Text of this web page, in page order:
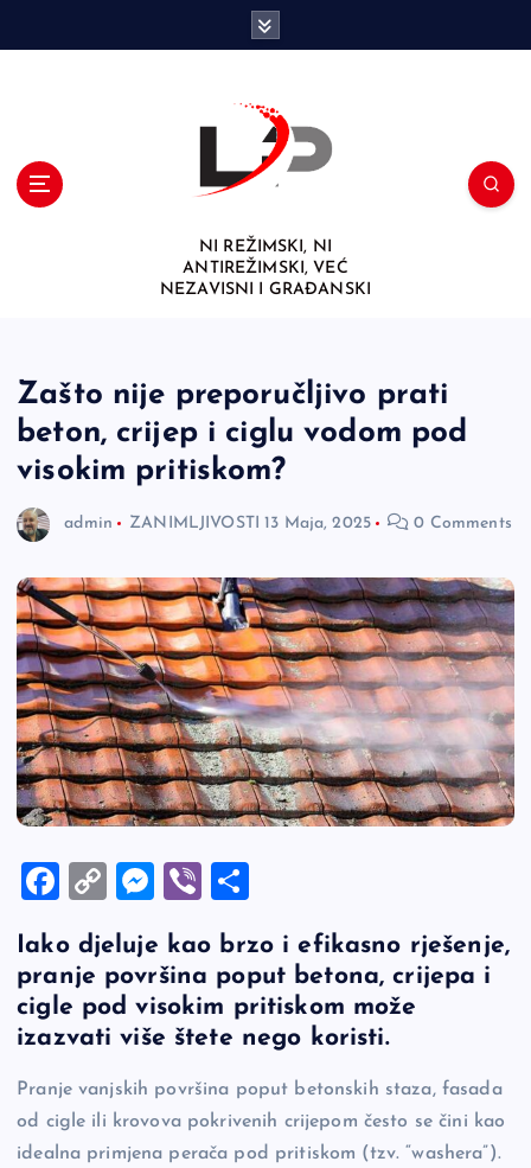
NI REŽIMSKI, NI
ANTIREŽIMSKI, VEĆ
NEZAVISNI I GRAĐANSKI
Zašto nije preporučljivo prati
beton, crijep i ciglu vodom pod
visokim pritiskom?
admin ZANIMLJIVOSTI 13 Maja, 2025 0 Comments
F
c
e
b
o
k
C
p
y
Li
n
k
M
se
n
g
Vi
er ar
e
Iako djeluje kao brzo i efikasno rješenje,
pranje površina poput betona, crijepa i
cigle pod visokim pritiskom može
izazvati više štete nego koristi.
Pranje vanjskih površina poput betonskih staza, fasada
od cigle ili krovova pokrivenih crijepom često se čini kao
idealna primjena perača pod pritiskom (tzv. “washera”).